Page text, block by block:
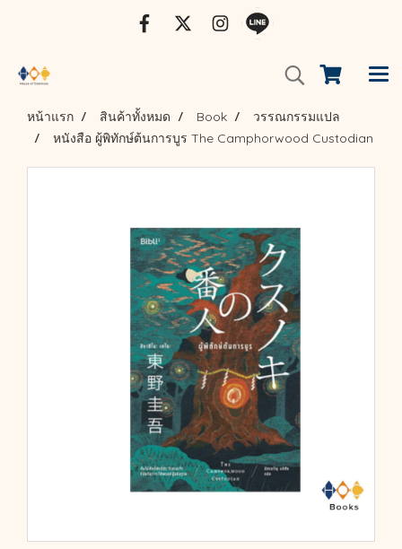
หน้าแรก สินค้าทั้งหมด Book
วรรณกรรมแปล
หนังสือ ผู้พิทักษ์ต้นการบูร The Camphorwood Custodian